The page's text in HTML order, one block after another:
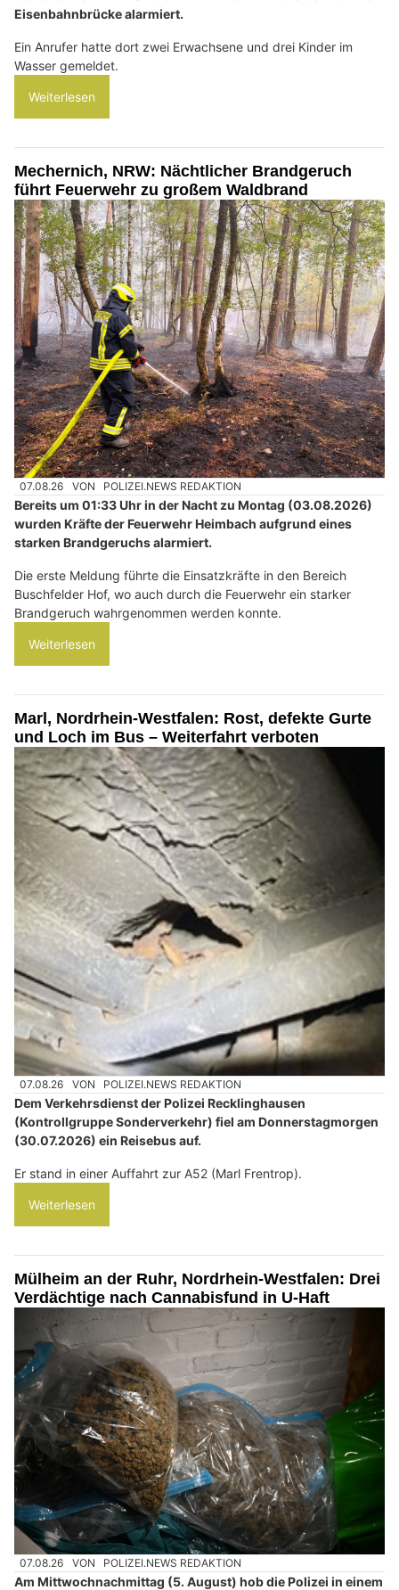
Eisenbahnbrücke alarmiert.
Ein Anrufer hatte dort zwei Erwachsene und drei Kinder im
Wasser gemeldet.
Weiterlesen
Mechernich, NRW: Nächtlicher Brandgeruch
führt Feuerwehr zu großem Waldbrand
07.08.26 VON POLIZEI.NEWS REDAKTION
Bereits um 01:33 Uhr in der Nacht zu Montag (03.08.2026)
wurden Kräfte der Feuerwehr Heimbach aufgrund eines
starken Brandgeruchs alarmiert.
Die erste Meldung führte die Einsatzkräfte in den Bereich
Buschfelder Hof, wo auch durch die Feuerwehr ein starker
Brandgeruch wahrgenommen werden konnte.
Weiterlesen
Marl, Nordrhein-Westfalen: Rost, defekte Gurte
und Loch im Bus – Weiterfahrt verboten
07.08.26 VON POLIZEI.NEWS REDAKTION
Dem Verkehrsdienst der Polizei Recklinghausen
(Kontrollgruppe Sonderverkehr) fiel am Donnerstagmorgen
(30.07.2026) ein Reisebus auf.
Er stand in einer Auffahrt zur A52 (Marl Frentrop).
Weiterlesen
Mülheim an der Ruhr, Nordrhein-Westfalen: Drei
Verdächtige nach Cannabisfund in U-Haft
07.08.26 VON POLIZEI.NEWS REDAKTION
Am Mittwochnachmittag (5. August) hob die Polizei in einem